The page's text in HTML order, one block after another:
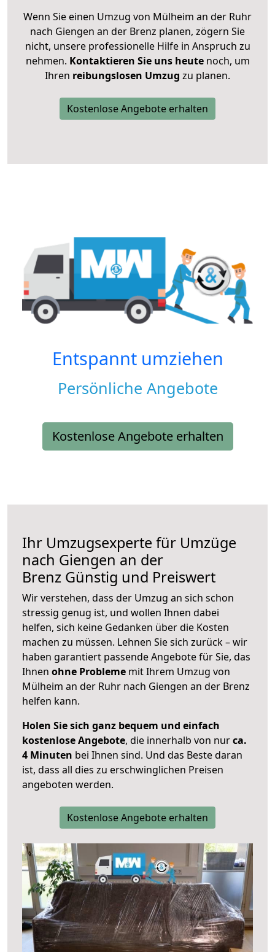
Wenn Sie einen Umzug von Mülheim an der Ruhr
nach Giengen an der Brenz planen, zögern Sie
nicht, unsere professionelle Hilfe in Anspruch zu
nehmen. Kontaktieren Sie uns heutenoch, um
Ihren reibungslosen Umzug zu planen.
Kostenlose Angebote erhalten
Entspannt umziehen
Persönliche Angebote
Kostenlose Angebote erhalten
Ihr Umzugsexperte für Umzüge
nach Giengen an der
Brenz Günstig und Preiswert
Wir verstehen, dass der Umzug an sich schon
stressig genug ist, und wollen Ihnen dabei
helfen, sich keine Gedanken über die Kosten
machen zu müssen. Lehnen Sie sich zurück – wir
haben garantiert passende Angebote für Sie, das
Ihnen ohne Probleme mit Ihrem Umzug von
Mülheim an der Ruhr nach Giengen an der Brenz
helfen kann.
Holen Sie sich ganz bequem und einfach
kostenlose Angebote, die innerhalb von nurca.
4 Minuten bei Ihnen sind. Und das Beste daran
ist, dass all dies zu erschwinglichen Preisen
angeboten werden.
Kostenlose Angebote erhalten